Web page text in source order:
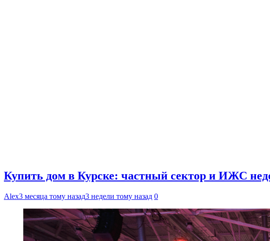
Купить дом в Курске: частный сектор и ИЖС
Alex3 месяца тому назад3 недели тому назад 0